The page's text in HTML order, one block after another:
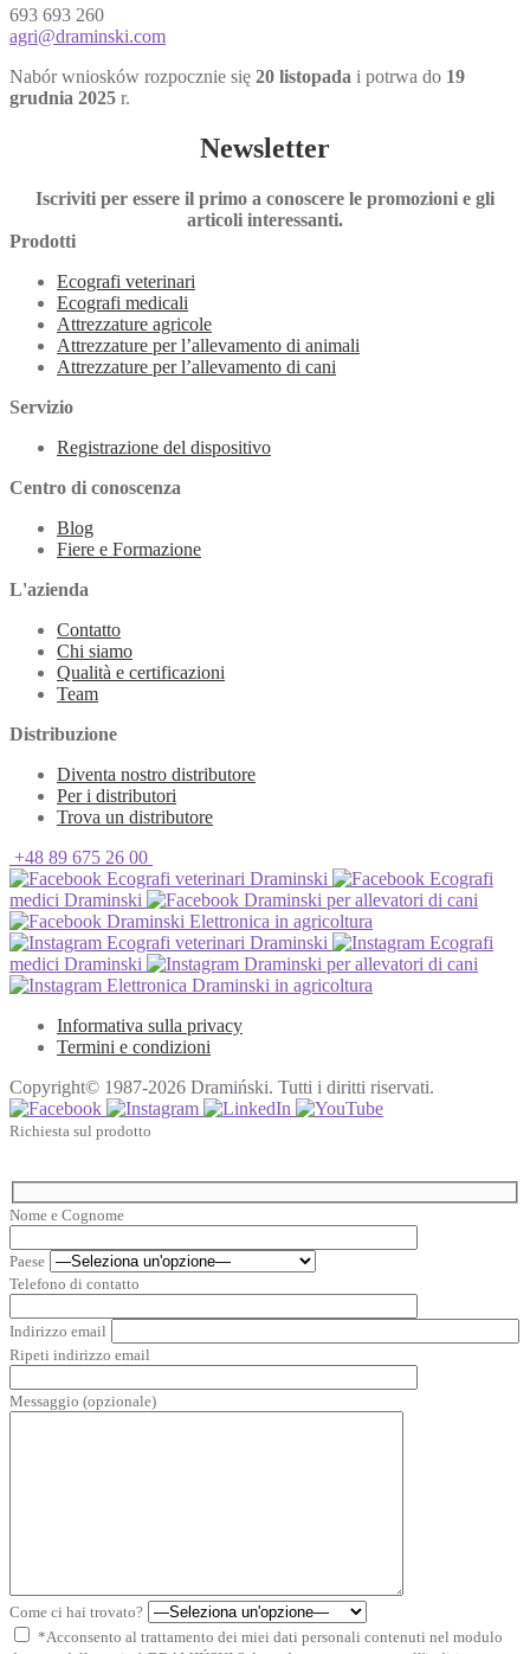
693 693 260
agri@draminski.com
Nabór wniosków rozpocznie się 20 listopada i potrwa do 19
grudnia 2025 r.
Newsletter
Iscriviti per essere il primo a conoscere le promozioni e gli
articoli interessanti.
Prodotti
Ecografi veterinari
Ecografi medicali
Attrezzature agricole
Attrezzature per l’allevamento di animali
Attrezzature per l’allevamento di cani
Servizio
Registrazione del dispositivo
Centro di conoscenza
Blog
Fiere e Formazione
L'azienda
Contatto
Chi siamo
Qualità e certificazioni
Team
Distribuzione
Diventa nostro distributore
Per i distributori
Trova un distributore
+48 89 675 26 00
Ecografi veterinari Draminski
Ecografi
medici Draminski
Draminski per allevatori di cani
Draminski Elettronica in agricoltura
Ecografi veterinari Draminski
Ecografi
medici Draminski
Draminski per allevatori di cani
Elettronica Draminski in agricoltura
Informativa sulla privacy
Termini e condizioni
Copyright© 1987-2026 Dramiński. Tutti i diritti riservati.
Richiesta sul prodotto
Nome e Cognome
Paese
Telefono di contatto
Indirizzo email
Ripeti indirizzo email
Messaggio (opzionale)
Come ci hai trovato?
*Acconsento al trattamento dei miei dati personali contenuti nel modulo